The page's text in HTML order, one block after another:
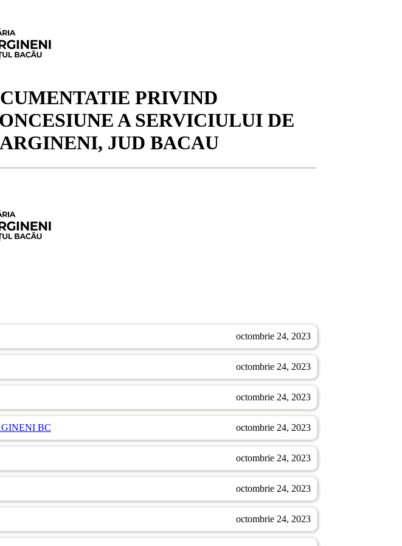
PRIVIND
A SERVICIULUI DE
JUD BACAU
octombrie 24, 2023
octombrie 24, 2023
octombrie 24, 2023
BC octombrie 24, 2023
octombrie 24, 2023
octombrie 24, 2023
octombrie 24, 2023